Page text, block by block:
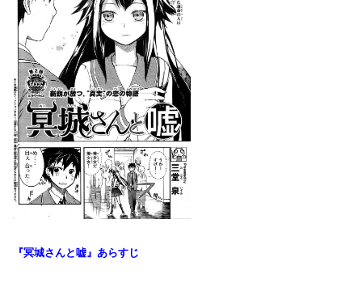
『冥城さんと嘘 』あらすじ